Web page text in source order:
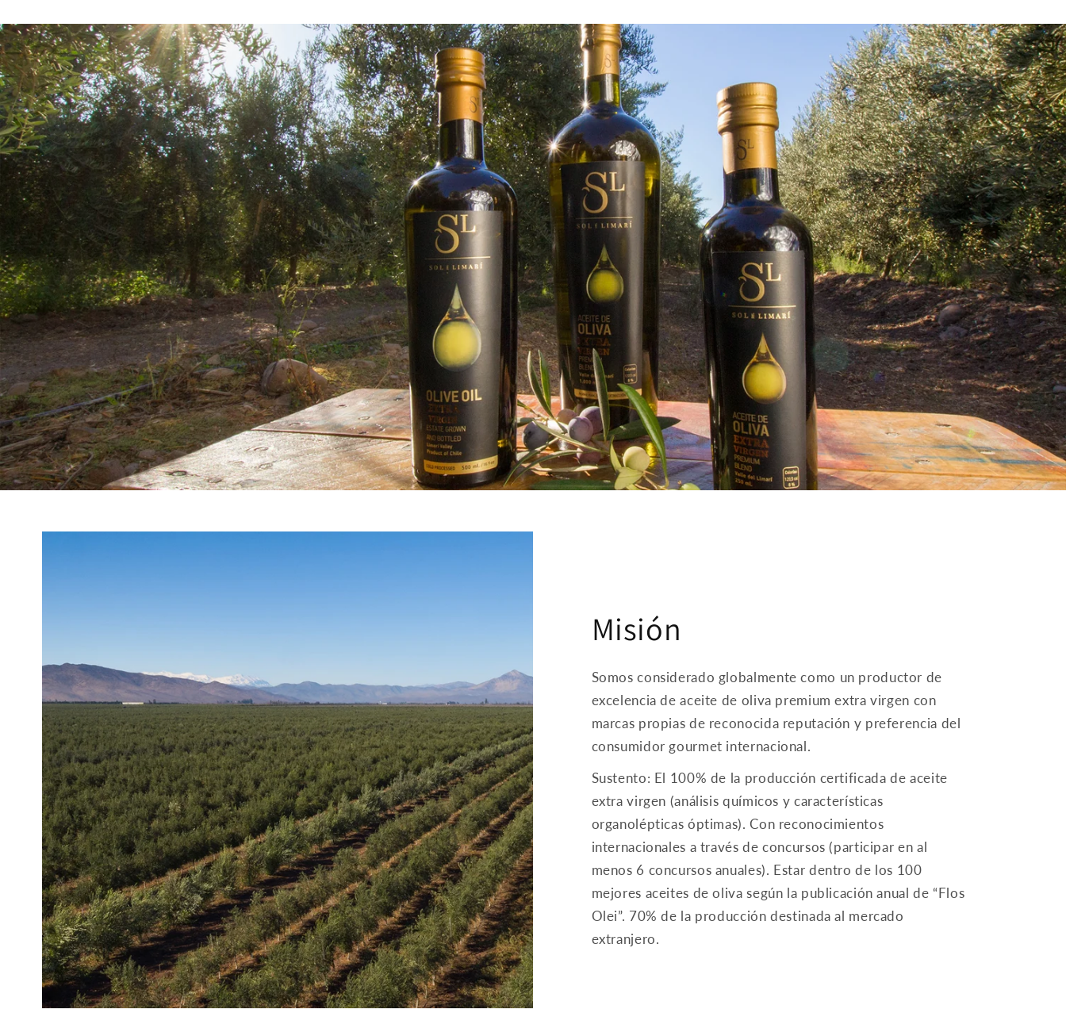
Misión
Somos considerado globalmente como un productor de
excelencia de aceite de oliva premium extra virgen con
marcas propias de reconocida reputación y preferencia del
consumidor gourmet internacional.
Sustento: El 100% de la producción certificada de aceite
extra virgen (análisis químicos y características
organolépticas óptimas). Con reconocimientos
internacionales a través de concursos (participar en al
menos 6 concursos anuales). Estar dentro de los 100
mejores aceites de oliva según la publicación anual de “Flos
Olei”. 70% de la producción destinada al mercado
extranjero.